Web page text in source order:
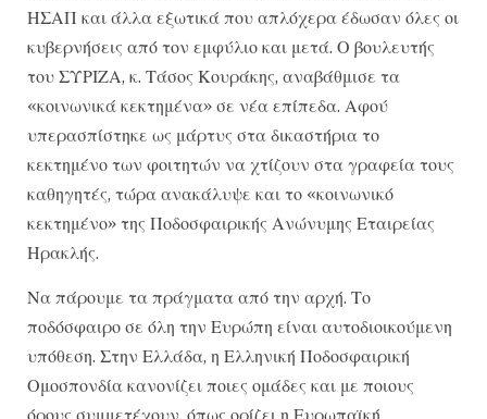
ΗΣΑΠ και άλλα εξωτικά που απλόχερα έδωσαν όλες οι
κυβερνήσεις από τον εμφύλιο και μετά. Ο βουλευτής
του ΣΥΡΙΖΑ, κ. Τάσος Κουράκης, αναβάθμισε τα
«κοινωνικά κεκτημένα» σε νέα επίπεδα. Αφού
υπερασπίστηκε ως μάρτυς στα δικαστήρια το
κεκτημένο των φοιτητών να χτίζουν στα γραφεία τους
καθηγητές, τώρα ανακάλυψε και το «κοινωνικό
κεκτημένο» της Ποδοσφαιρικής Ανώνυμης Εταιρείας
Ηρακλής.
Να πάρουμε τα πράγματα από την αρχή. Το
ποδόσφαιρο σε όλη την Ευρώπη είναι αυτοδιοικούμενη
υπόθεση. Στην Ελλάδα, η Ελληνική Ποδοσφαιρική
Ομοσπονδία κανονίζει ποιες ομάδες και με ποιους